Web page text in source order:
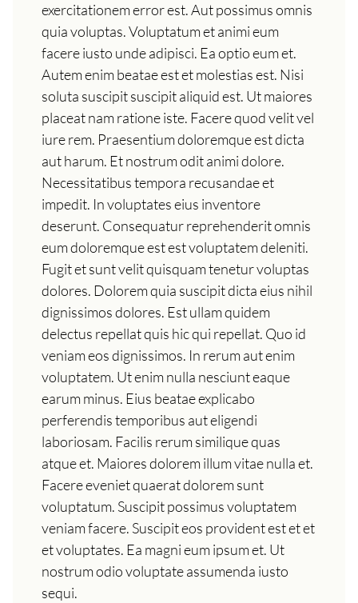
exercitationem error est. Aut possimus omnis
quia voluptas. Voluptatum et animi eum
facere iusto unde adipisci. Ea optio eum et.
Autem enim beatae est et molestias est. Nisi
soluta suscipit suscipit aliquid est. Ut maiores
placeat nam ratione iste. Facere quod velit vel
iure rem. Praesentium doloremque est dicta
aut harum. Et nostrum odit animi dolore.
Necessitatibus tempora recusandae et
impedit. In voluptates eius inventore
deserunt. Consequatur reprehenderit omnis
eum doloremque est est voluptatem deleniti.
Fugit et sunt velit quisquam tenetur voluptas
dolores. Dolorem quia suscipit dicta eius nihil
dignissimos dolores. Est ullam quidem
delectus repellat quis hic qui repellat. Quo id
veniam eos dignissimos. In rerum aut enim
voluptatem. Ut enim nulla nesciunt eaque
earum minus. Eius beatae explicabo
perferendis temporibus aut eligendi
laboriosam. Facilis rerum similique quas
atque et. Maiores dolorem illum vitae nulla et.
Facere eveniet quaerat dolorem sunt
voluptatum. Suscipit possimus voluptatem
veniam facere. Suscipit eos provident est et et
et voluptates. Ea magni eum ipsum et. Ut
nostrum odio voluptate assumenda iusto
sequi.